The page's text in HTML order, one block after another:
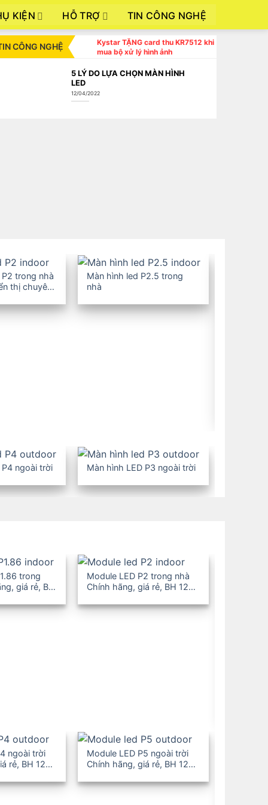
KIỆN HỖ TRỢ TIN CÔNG NGHỆ
CÔNG NGHỆ
Kystar TẶNG card thu KR7512 khi
mua bộ xử lý hình ảnh
5 LÝ DO LỰA CHỌN MÀN HÌNH
LED
12/04/2022
P2 trong nhà
thị chuyên
Màn hình led P2.5 trong
nhà
P4 ngoài trời Màn hình LED P3 ngoài trời
trong
giá rẻ, BH
Module LED P2 trong nhà
Chính hãng, giá rẻ, BH 12-
ngoài trời
rẻ, BH 12-
Module LED P5 ngoài trời
Chính hãng, giá rẻ, BH 12-